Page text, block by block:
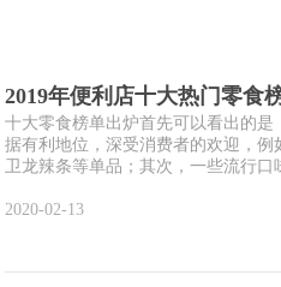
2019年便利店十大热门零食
十大零食榜单出炉首先可以看出的
据有利地位，深受消费者的欢迎，例
卫龙辣条等单品；其次，一些流行口
2020-02-13